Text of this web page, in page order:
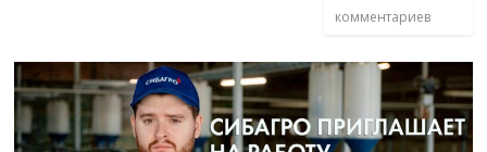
комментариев